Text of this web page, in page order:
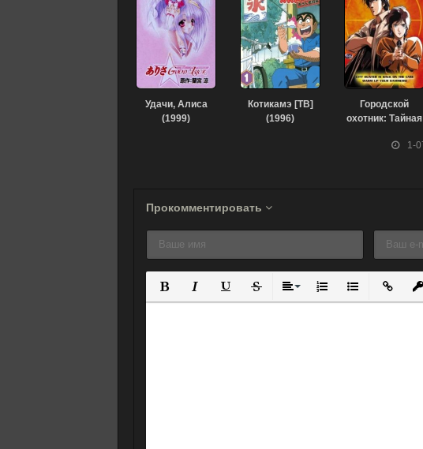
1-
Удачи, Алиса
(1999)
Котикамэ [ТВ]
(1996)
Городской
охотник: Тайная
Прокомментировать
Полужирный
КурсивПодчеркнутый
ЗачеркнутыйВыравнивание
Нумерованный